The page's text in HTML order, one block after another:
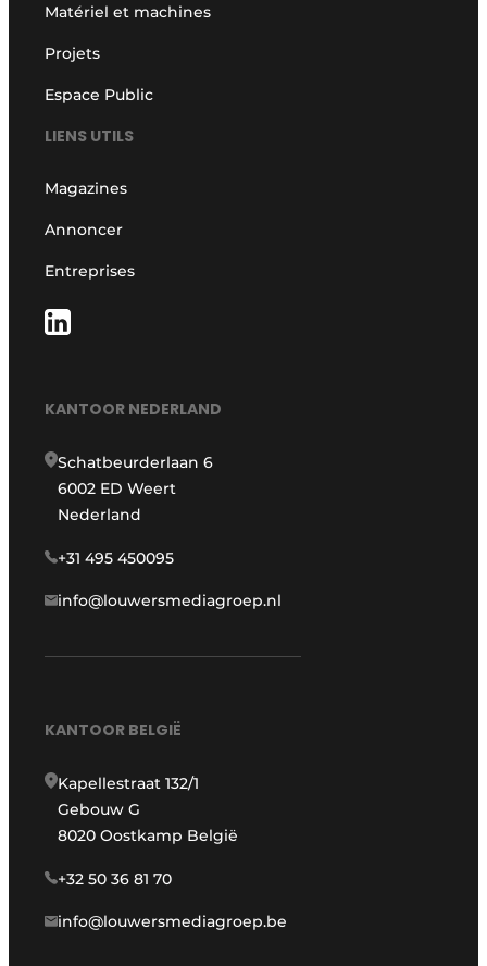
Matériel et machines
Projets
Espace Public
LIENS UTILS
Magazines
Annoncer
Entreprises
KANTOOR NEDERLAND
Schatbeurderlaan 6
6002 ED Weert
Nederland
+31 495 450095
info@louwersmediagroep.nl
KANTOOR BELGIË
Kapellestraat 132/1
Gebouw G
8020 Oostkamp België
+32 50 36 81 70
info@louwersmediagroep.be